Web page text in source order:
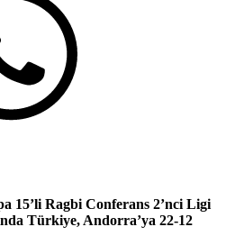
15’li Ragbi Conferans 2’nci Ligi
Türkiye, Andorra’ya 22-12